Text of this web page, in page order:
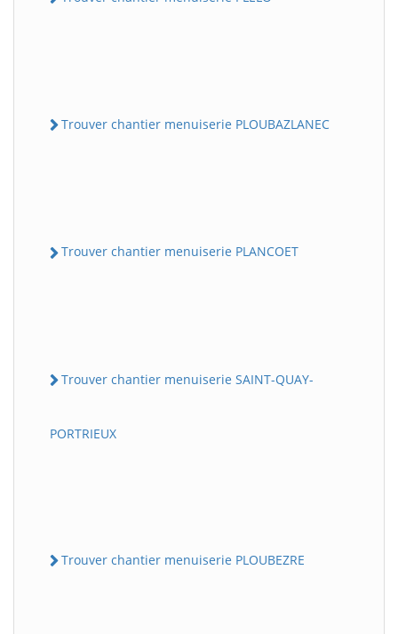
Trouver chantier menuiserie PLOUBAZLANEC
Trouver chantier menuiserie PLANCOET
Trouver chantier menuiserie SAINT-QUAY-
PORTRIEUX
Trouver chantier menuiserie PLOUBEZRE